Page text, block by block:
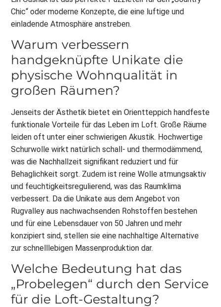
Chic“ oder moderne Konzepte, die eine luftige und
einladende Atmosphäre anstreben.
Warum verbessern
handgeknüpfte Unikate die
physische Wohnqualität in
großen Räumen?
Jenseits der Ästhetik bietet ein Orientteppich handfeste
funktionale Vorteile für das Leben im Loft. Große Räume
leiden oft unter einer schwierigen Akustik. Hochwertige
Schurwolle wirkt natürlich schall- und thermodämmend,
was die Nachhallzeit signifikant reduziert und für
Behaglichkeit sorgt. Zudem ist reine Wolle atmungsaktiv
und feuchtigkeitsregulierend, was das Raumklima
verbessert. Da die Unikate aus dem Angebot von
Rugvalley aus nachwachsenden Rohstoffen bestehen
und für eine Lebensdauer von 50 Jahren und mehr
konzipiert sind, stellen sie eine nachhaltige Alternative
zur schnelllebigen Massenproduktion dar.
Welche Bedeutung hat das
„Probelegen“ durch den Service
für die Loft-Gestaltung?